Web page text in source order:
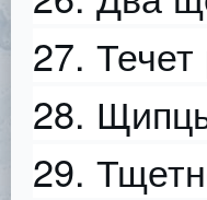
27. Течет
28.
29.